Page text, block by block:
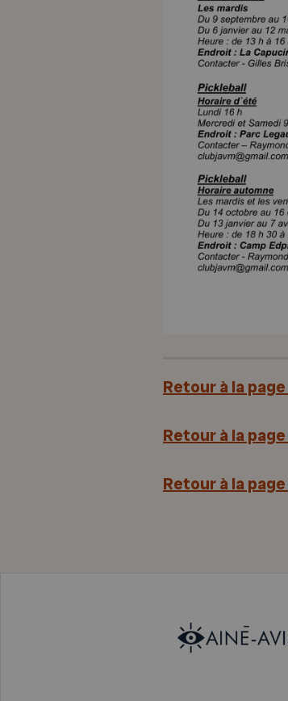
Retour à la
Retour à la
Retour à la